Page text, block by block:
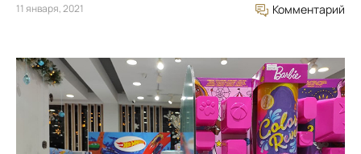
11 января, 2021 Комментарий